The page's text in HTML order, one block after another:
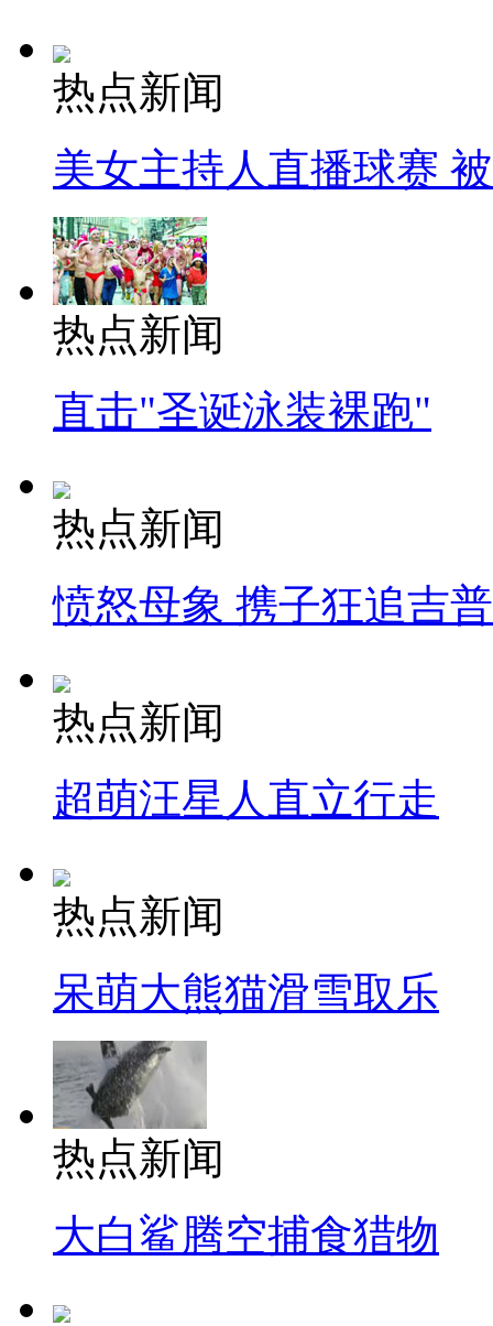
热点新闻
美女主持人直播球赛
热点新闻
直击"圣诞泳装裸跑"
热点新闻
愤怒母象 携子狂追吉
热点新闻
超萌汪星人直立行走
热点新闻
呆萌大熊猫滑雪取乐
热点新闻
大白鲨腾空捕食猎物